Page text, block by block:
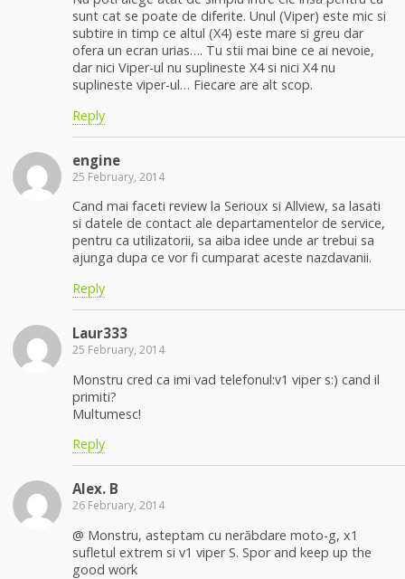
sunt cat se poate de diferite. Unul (Viper) este mic si
subtire in timp ce altul (X4) este mare si greu dar
ofera un ecran urias…. Tu stii mai bine ce ai nevoie,
dar nici Viper-ul nu suplineste X4 si nici X4 nu
suplineste viper-ul… Fiecare are alt scop.
Reply
engine
25 February, 2014
Cand mai faceti review la Serioux si Allview, sa lasati
si datele de contact ale departamentelor de service,
pentru ca utilizatorii, sa aiba idee unde ar trebui sa
ajunga dupa ce vor fi cumparat aceste nazdavanii.
Reply
Laur333
25 February, 2014
Monstru cred ca imi vad telefonul:v1 viper s:) cand il
primiti?
Multumesc!
Reply
Alex. B
26 February, 2014
@ Monstru, asteptam cu nerăbdare moto-g, x1
sufletul extrem si v1 viper S. Spor and keep up the
good work